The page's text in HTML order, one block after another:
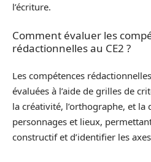
l’écriture.
Comment évaluer les
rédactionnelles au CE2 ?
Les compétences
évaluées à l’aide de grilles de
la créativité, l’orthographe, et la
personnages et lieux,
constructif et d’identifier les